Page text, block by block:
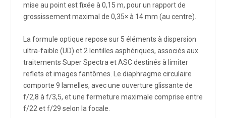
mise au point est fixée à 0,15 m, pour un rapport de
grossissement maximal de 0,35× à 14 mm (au centre).
La formule optique repose sur 5 éléments à dispersion
ultra-faible (UD) et 2 lentilles asphériques, associés aux
traitements Super Spectra et ASC destinés à limiter
reflets et images fantômes. Le diaphragme circulaire
comporte 9 lamelles, avec une ouverture glissante de
f/2,8 à f/3,5, et une fermeture maximale comprise entre
f/22 et f/29 selon la focale.